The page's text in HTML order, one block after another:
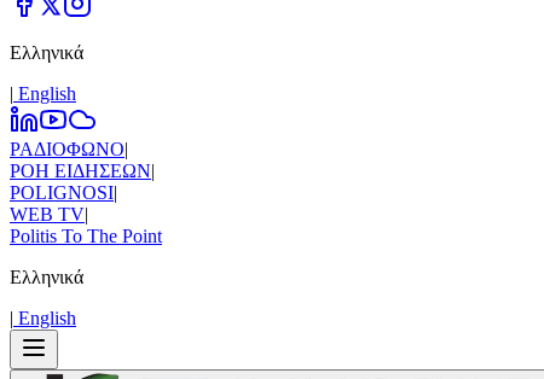
Ελληνικά
| Εnglish
ΡΑΔΙΟΦΩΝΟ|
ΡΟΗ ΕΙΔΗΣΕΩΝ|
POLIGNOSI|
WEB TV|
Politis To The Point
Ελληνικά
| Εnglish